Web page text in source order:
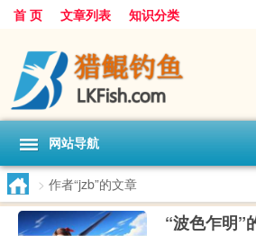
首 页 文章列表 知识分类
网站导航
> 作者“jzb”的文章
“波色乍明”